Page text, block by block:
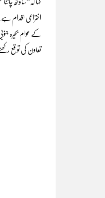
اختراعی اقدام
کے عوام بحیرہ
تعاون کی توقع